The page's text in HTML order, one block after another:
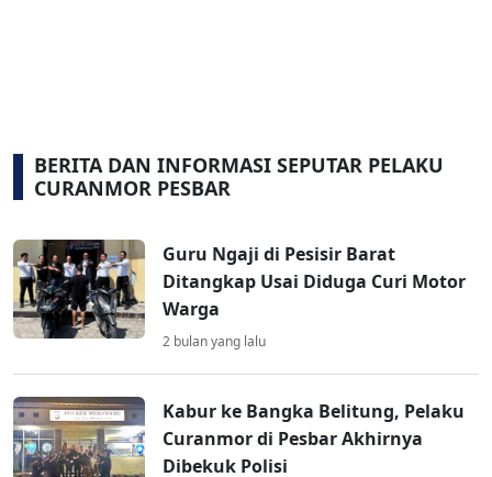
BERITA DAN INFORMASI SEPUTAR PELAKU
CURANMOR PESBAR
Guru Ngaji di Pesisir Barat
Ditangkap Usai Diduga Curi Motor
Warga
2 bulan yang lalu
Kabur ke Bangka Belitung, Pelaku
Curanmor di Pesbar Akhirnya
Dibekuk Polisi